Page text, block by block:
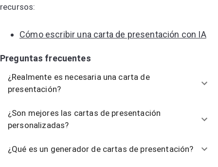
recursos:
Cómo escribir una carta de presentación con IA
Preguntas frecuentes
¿Realmente es necesaria una carta de
presentación?
¿Son mejores las cartas de presentación
personalizadas?
¿Qué es un generador de cartas de presentación?